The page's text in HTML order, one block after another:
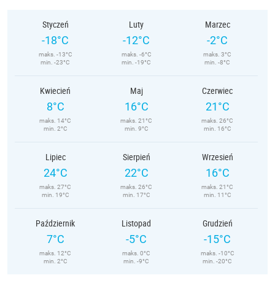
Styczeń
-18°C
maks. -13°C
min. -23°C
Luty
-12°C
maks. -6°C
min. -19°C
Marzec
-2°C
maks. 3°C
min. -8°C
Kwiecień
8°C
maks. 14°C
min. 2°C
Maj
16°C
maks. 21°C
min. 9°C
Czerwiec
21°C
maks. 26°C
min. 16°C
Lipiec
24°C
maks. 27°C
min. 19°C
Sierpień
22°C
maks. 26°C
min. 17°C
Wrzesień
16°C
maks. 21°C
min. 11°C
Październik
7°C
maks. 12°C
min. 2°C
Listopad
-5°C
maks. 0°C
min. -9°C
Grudzień
-15°C
maks. -10°C
min. -20°C